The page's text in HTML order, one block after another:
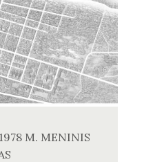
M. MENINIS